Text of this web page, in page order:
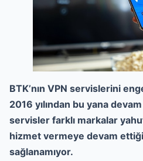
BTK’nın VPN servislerini
2016 yılından bu yana
servisler farklı markalar
hizmet vermeye devam
sağlanamıyor.